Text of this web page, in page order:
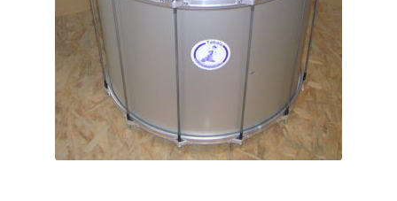
Page d’exemple
Panier